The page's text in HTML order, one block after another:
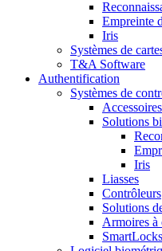
Empreinte
Iris
Systèmes de
T&A Software
Authentification
Systèmes de
Accessoires
Solutions
Iris
Liasses
Contrôleurs
Solutions
Armoires à
SmartLocks